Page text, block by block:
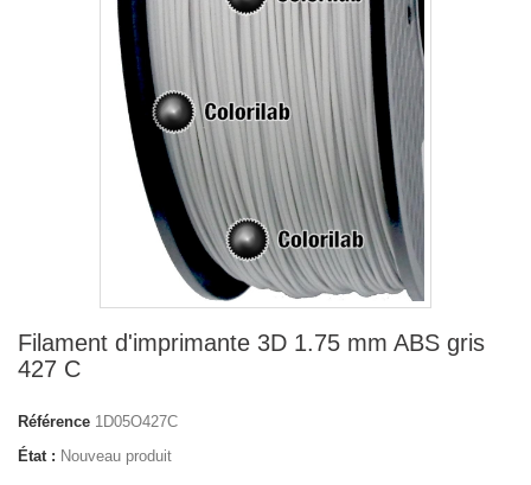
Filament d'imprimante 3D 1.75 mm ABS gris
427 C
Référence 1D05O427C
État : Nouveau produit